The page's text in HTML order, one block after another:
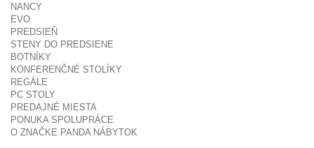
NANCY
EVO
PREDSIEŇ
STENY DO PREDSIENE
BOTNÍKY
KONFERENČNÉ STOLÍKY
REGÁLE
PC STOLY
PREDAJNÉ MIESTA
PONUKA SPOLUPRÁCE
O ZNAČKE PANDA NÁBYTOK